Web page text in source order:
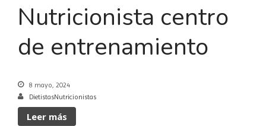
Nutricionista centro
de entrenamiento
8 mayo, 2024
DietistasNutricionistas
Leer más